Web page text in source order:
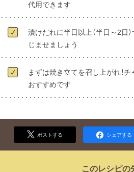
代用できます
漬けだれに半日以上（半日～2日
じませましょう
まずは焼き立てを召し上がれ！
おすすめです
ポストする シェアする
このレシピの